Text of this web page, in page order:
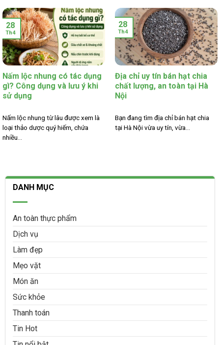
Nấm lộc nhung có tác dụng
gì? Công dụng và lưu ý khi
sử dụng
Nấm lộc nhung từ lâu được xem là
loại thảo dược quý hiếm, chứa
nhiều...
28
Th4
Địa chỉ uy tín bán hạt chia
chất lượng, an toàn tại Hà
Nội
Bạn đang tìm địa chỉ bán hạt chia
tại Hà Nội vừa uy tín, vừa...
28
Th4
DANH MỤC
An toàn thực phẩm
Dịch vụ
Làm đẹp
Mẹo vặt
Món ăn
Sức khỏe
Thanh toán
Tin Hot